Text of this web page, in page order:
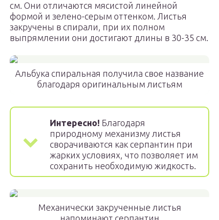
см. Они отличаются мясистой линейной
формой и зелено-серым оттенком. Листья
закручены в спирали, при их полном
выпрямлении они достигают длины в 30-35 см.
Альбука спиральная получила свое название
благодаря оригинальным листьям
Интересно! Благодаря
природному механизму листья
сворачиваются как серпантин при
жарких условиях, что позволяет им
сохранить необходимую жидкость.
Механически закрученные листья
напоминают серпантин